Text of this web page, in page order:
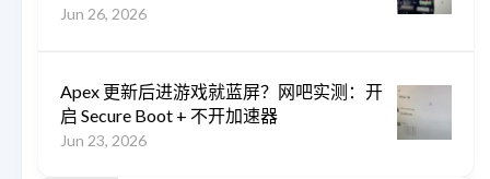
Jun 26, 2026
Apex 更新后进游戏就蓝屏？网吧实测：开
启 Secure Boot + 不开加速器
Jun 23, 2026